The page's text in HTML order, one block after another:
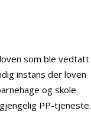
som ble vedtatt
instans der loven
og skole.
PP-tjeneste.